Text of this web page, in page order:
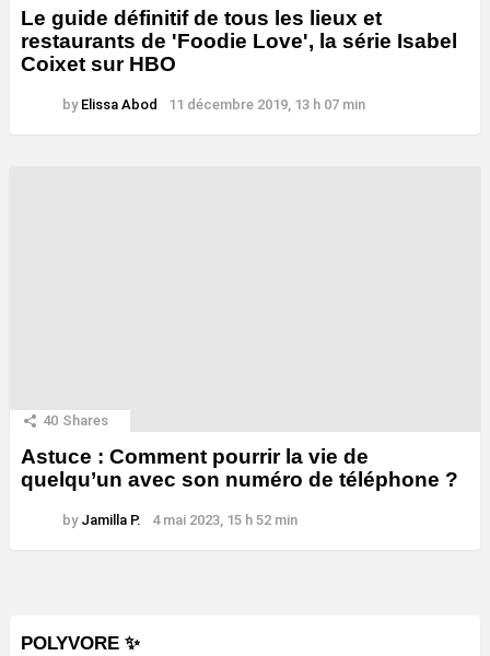
Le guide définitif de tous les lieux et
restaurants de 'Foodie Love', la série Isabel
Coixet sur HBO
by Elissa Abod 11 décembre 2019, 13 h 07 min
40 Shares
Astuce : Comment pourrir la vie de
quelqu’un avec son numéro de téléphone ?
by Jamilla P. 4 mai 2023, 15 h 52 min
POLYVORE ✨